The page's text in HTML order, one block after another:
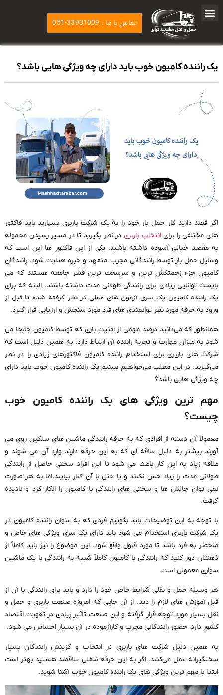
تماس با ما : 33931009-051
یک راننده کامیون خوب باید دارای چه ویژگی هایی باشد؟
اگر قصد دارید کار حمل بار خود را به یک شرکت باربری بسپارید باید فاکتور
های مختلفی را برایانتخاب باربری در نظر بگیرید تا در مسیر رسیدن محموله
به مقصد خیالی آسوده داشته باشید. یکی از این فاکتور ها این است که
وسایل حمل بار توسط رانندگانی مجرب، متعهد و خبره هدایت شود. رانندگان
کامیون جزء زحمتکش ‌ترین و سرسخت ‌ترین قشر جامعه هستند که می
بایست توانایی زیادی برای رانندگی طولانی مدت داشته باشند. البته که برای
یک راننده کامیون یک سری آزمون‌ های عملی در نظر گرفته شده تا قبل از
ورود به حرفه مورد نظر توانمندی‌ های فرد مورد سنجش و ارزیابی قرار گیرد.
همانطور که می‌دانید درصد مهمی از امنیت باری که توسط کامیون جابجا می
‌شود به میزان مهارت و تجربه راننده آن ارتباط دارد. به همین دلیل است که
شرکت ‌های باربری برای استخدام راننده کامیون فاکتورهای زیادی را در نظر
می‌گیرند. در این مطلب می‌خواهیم ببینیم یک راننده کامیون خوب باید دارای
چه ویژگی‌ هایی باشد؟
مهم ترین ویژگی‌ های یک راننده کامیون خوب
چیست؟
معمولا آن دسته از افرادی که به حرفه رانندگی ماشین ‌های سنگین روی می
‌آورند بیشتر به دلیل علاقه ‌ای که به این حرفه دارند وارد آن می ‌شوند و
علاقه زیاد به این کار باعث می‌ شود تا این افراد سختی حاصل از رانندگی
طولانی مدت را زیاد حس نکنند و یا حتی با آن کنار بیایند.اما به هر صورت
نمی ‌توان چالش ‌ها و سختی ‌های رانندگی با کامیون را انکار کرد و نادیده
گرفت.
با توجه به این توضیحات باید بگوییم فردی که به عنوان راننده کامیون در
یک شرکت باربری استخدام می ‌شود باید دارای یک سری ویژگی‌ های خاص و
منحصر به فرد باشد تا مورد قبول واقع شود. این موضوع را نیز باید کاملاً از
ذهنتان دور کنید که رانندگی با کامیون کاملاً شبیه به رانندگی با یک ماشین
سواری معمولی است.
هر وسیله حمل و نقلی شرایط خاص خود را دارد و باید برای رانندگی با آن از
قبل آموزش ‌های لازم را دید. از آن جایی که امروزه صنعت باربری و حمل و
نقل بسیار مورد توجه قرار گرفته و این صنعت تاثیر زیادی در تقویت اقتصاد
کشور دارد، حضور رانندگانی مجرب و کارآزموده در آن بسیار احساس می ‌شود.
به همین دلیل شرکت ‌های باربری در انتخاب و گزینش رانندگان بسیار
سختگیرانه عمل می‌کنند. اگر به این حرفه شغلی علاقمند هستید بهتر است
ابتدا با مهم ‌ترین ویژگی ‌های یک راننده کامیون خوب آشنا شوید.